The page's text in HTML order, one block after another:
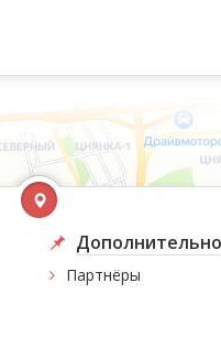
Дополнительно
Партнёры